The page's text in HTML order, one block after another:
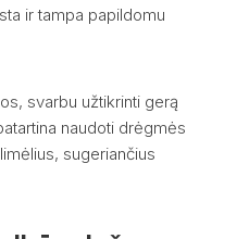
ir tampa papildomu
svarbu užtikrinti gerą
naudoti drėgmės
sugeriančius